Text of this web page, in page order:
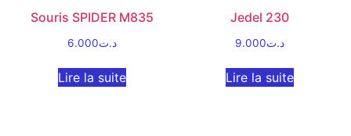
Souris SPIDER M835
د.ت6.000
Lire la suite
Jedel 230
د.ت9.000
Lire la suite